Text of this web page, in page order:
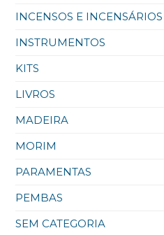
INCENSOS E INCENSÁRIOS
INSTRUMENTOS
KITS
LIVROS
MADEIRA
MORIM
PARAMENTAS
PEMBAS
SEM CATEGORIA